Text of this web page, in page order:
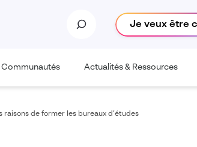
Je veux être
Communautés Actualités & Ressources
raisons de former les bureaux d’études